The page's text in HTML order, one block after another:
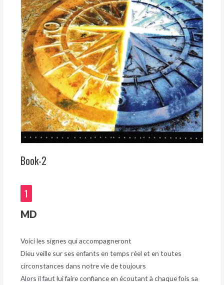
Book-2
1
MD
Voici les signes qui accompagneront
Dieu veille sur ses enfants en temps réel et en toutes
circonstances dans notre vie de toujours
Alors il faut lui faire confiance en écoutant à chaque fois sa